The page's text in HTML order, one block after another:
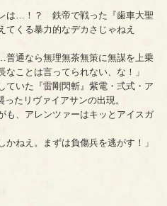
は…！？ 鉄帝で戦った『歯車大聖
てくる暴力的なデカさじゃねえ
通なら無理無茶無策に無謀を上乗
ことは言ってられない、な！」
いた『雷剛閃斬』紫電・弍式・ア
たリヴァイアサンの出現。
、アレンツァーはキッとアイスガ
かねえ。まずは負傷兵を逃がす！」